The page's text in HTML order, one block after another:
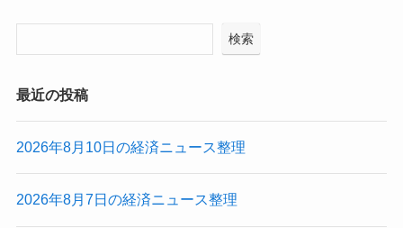
検索
最近の投稿
2026年8月10日の経済ニュース整理
2026年8月7日の経済ニュース整理